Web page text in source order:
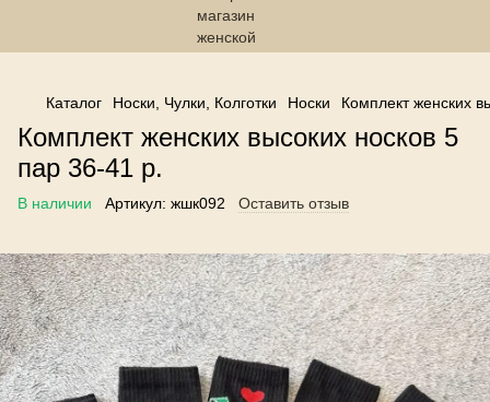
------------------------------------------------
Каталог Носки, Чулки, Колготки Носки Комплект женских
Комплект женских высоких носков 5
пар 36-41 р.
В наличии Артикул: жшк092 Оставить отзыв